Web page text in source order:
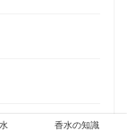
香水の知識